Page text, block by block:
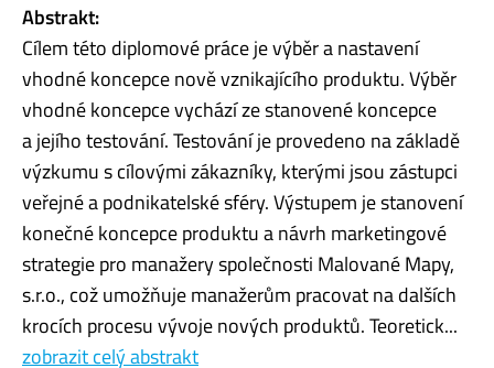
Abstrakt:
Cílem této diplomové práce je výběr a nastavení
vhodné koncepce nově vznikajícího produktu. Výběr
vhodné koncepce vychází ze stanovené koncepce
a jejího testování. Testování je provedeno na základě
výzkumu s cílovými zákazníky, kterými jsou zástupci
veřejné a podnikatelské sféry. Výstupem je stanovení
konečné koncepce produktu a návrh marketingové
strategie pro manažery společnosti Malované Mapy,
s.r.o., což umožňuje manažerům pracovat na dalších
krocích procesu vývoje nových produktů. Teoretick...
zobrazit celý abstrakt